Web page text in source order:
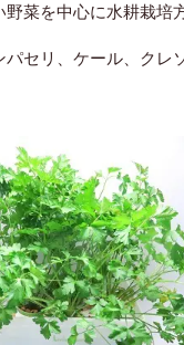
菜を中心に水耕栽培
セリ、ケール、クレ